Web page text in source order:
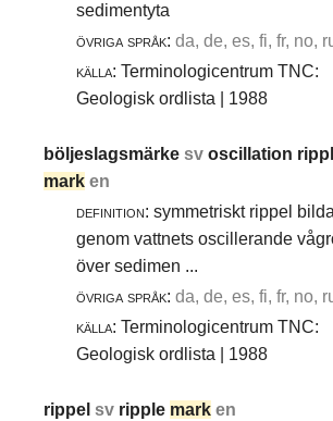
sedimentyta
övriga språk: da, de, es, fi, fr, no,
källa: Terminologicentrum TNC:
Geologisk ordlista | 1988
böljeslagsmärkesvoscillation
mark en
definition: symmetriskt rippel
genom vattnets oscillerande
över sedimen ...
övriga språk: da, de, es, fi, fr, no,
källa: Terminologicentrum TNC:
Geologisk ordlista | 1988
rippelsv ripple mark en